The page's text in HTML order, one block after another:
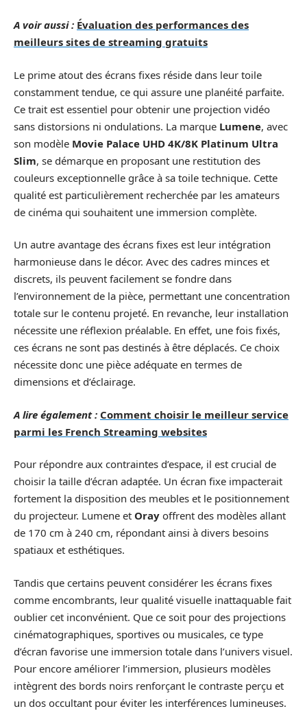
A voir aussi : Évaluation des performances des
meilleurs sites de streaming gratuits
Le prime atout des écrans fixes réside dans leur toile
constamment tendue, ce qui assure une planéité parfaite.
Ce trait est essentiel pour obtenir une projection vidéo
sans distorsions ni ondulations. La marque Lumene, avec
son modèle Movie Palace UHD 4K/8K Platinum Ultra
Slim, se démarque en proposant une restitution des
couleurs exceptionnelle grâce à sa toile technique. Cette
qualité est particulièrement recherchée par les amateurs
de cinéma qui souhaitent une immersion complète.
Un autre avantage des écrans fixes est leur intégration
harmonieuse dans le décor. Avec des cadres minces et
discrets, ils peuvent facilement se fondre dans
l’environnement de la pièce, permettant une concentration
totale sur le contenu projeté. En revanche, leur installation
nécessite une réflexion préalable. En effet, une fois fixés,
ces écrans ne sont pas destinés à être déplacés. Ce choix
nécessite donc une pièce adéquate en termes de
dimensions et d’éclairage.
A lire également : Comment choisir le meilleur service
parmi les French Streaming websites
Pour répondre aux contraintes d’espace, il est crucial de
choisir la taille d’écran adaptée. Un écran fixe impacterait
fortement la disposition des meubles et le positionnement
du projecteur. Lumene et Oray offrent des modèles allant
de 170 cm à 240 cm, répondant ainsi à divers besoins
spatiaux et esthétiques.
Tandis que certains peuvent considérer les écrans fixes
comme encombrants, leur qualité visuelle inattaquable fait
oublier cet inconvénient. Que ce soit pour des projections
cinématographiques, sportives ou musicales, ce type
d’écran favorise une immersion totale dans l’univers visuel.
Pour encore améliorer l’immersion, plusieurs modèles
intègrent des bords noirs renforçant le contraste perçu et
un dos occultant pour éviter les interférences lumineuses.